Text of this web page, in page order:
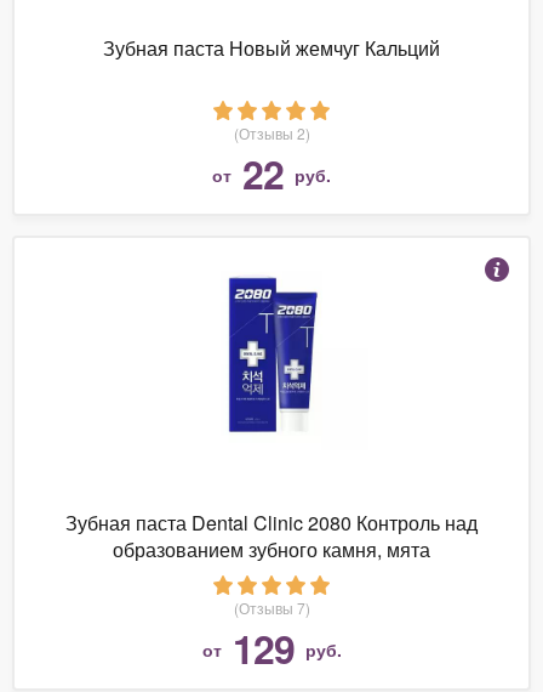
Зубная паста Новый жемчуг Кальций
(Отзывы 2)
от 22 руб.
Зубная паста Dental Clinic 2080 Контроль над
образованием зубного камня, мята
(Отзывы 7)
от 129 руб.